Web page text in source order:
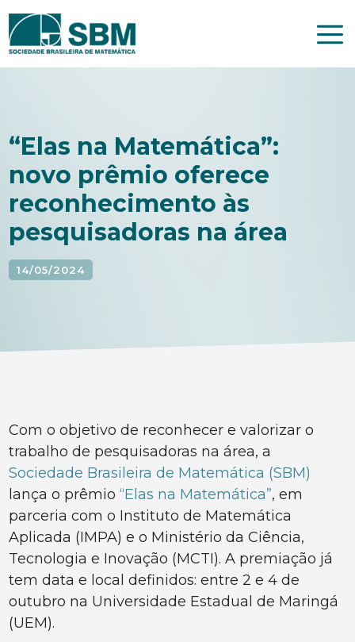
Pular
para
“Elas na Matemática”:
novo prêmio oferece
reconhecimento às
pesquisadoras na área
14/05/2024
Com o objetivo de reconhecer e valorizar o
trabalho de pesquisadoras na área, a
Sociedade Brasileira de Matemática (SBM)
lança o prêmio“Elas na Matemática”, em
parceria com o Instituto de Matemática
Aplicada (IMPA) e o Ministério da Ciência,
Tecnologia e Inovação (MCTI). A premiação já
tem data e local definidos: entre 2 e 4 de
outubro na Universidade Estadual de Maringá
(UEM).